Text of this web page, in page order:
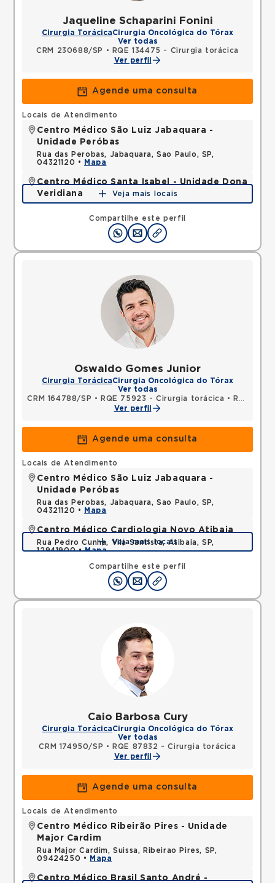
Jaqueline Schaparini Fonini
Cirurgia TorácicaCirurgia Oncológica do Tórax
Ver todas
CRM 230688/SP
•
RQE 134475 - Cirurgia torácica
Ver perfil
Agende uma consulta
Compartilhe este perfil
Locais de Atendimento
Centro Médico São Luiz Jabaquara -
Unidade Peróbas
Rua das Perobas, Jabaquara, Sao Paulo, SP,
04321120 •
Mapa
Centro Médico Santa Isabel - Unidade Dona
Veridiana
Rua Dona Veridiana, Vila Buarque, Sao Paulo, SP,
Mapa
Veja mais locais
Oswaldo Gomes Junior
Cirurgia TorácicaCirurgia Oncológica do Tórax
Ver todas
CRM 164788/SP • RQE 75923 - Cirurgia torácica •
RQE 76358 - Cirurgia geral
Ver perfil
Agende uma consulta
Compartilhe este perfil
Locais de Atendimento
Centro Médico São Luiz Jabaquara -
Unidade Peróbas
Rua das Perobas, Jabaquara, Sao Paulo, SP,
04321120 •
Mapa
Centro Médico Cardiologia Novo Atibaia
Rua Pedro Cunha, Vila Santista, Atibaia, SP,
12941900 •Mapa
Veja mais locais
Caio Barbosa Cury
Cirurgia TorácicaCirurgia Oncológica do Tórax
Ver todas
CRM 174950/SP •
RQE 87832 - Cirurgia torácica
Ver perfil
Agende uma consulta
Locais de Atendimento
Centro Médico Ribeirão Pires - Unidade
Major Cardim
Rua Major Cardim, Suissa, Ribeirao Pires, SP,
09424250 •
Mapa
Centro Médico Brasil Santo André -